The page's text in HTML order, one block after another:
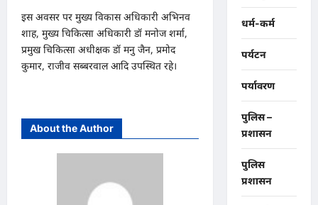
इस अवसर पर मुख्य विकास अधिकारी अभिनव
शाह, मुख्य चिकित्सा अधिकारी डॉ मनोज शर्मा,
प्रमुख चिकित्सा अधीक्षक डॉ मनु जैन, प्रमोद
कुमार, राजीव सब्बरवाल आदि उपस्थित रहे।
About the Author
धर्म-कर्म
पर्यटन
पर्यावरण
पुलिस –
प्रशासन
पुलिस
प्रशासन